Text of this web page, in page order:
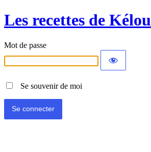
Les recettes de Kélou
Mot de passe
Se souvenir de moi